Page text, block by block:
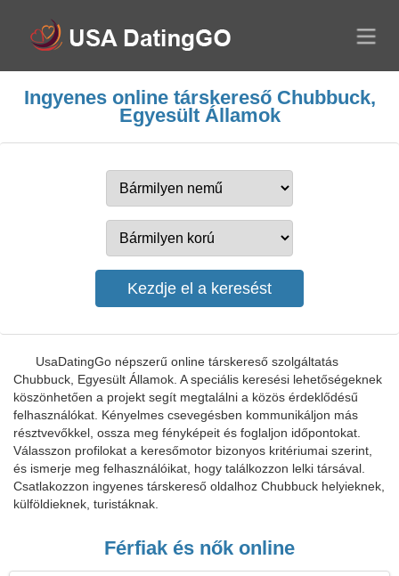
Ingyenes online társkereső Chubbuck,
Egyesült Államok
UsaDatingGo népszerű online társkereső szolgáltatás
Chubbuck, Egyesült Államok. A speciális keresési lehetőségeknek
köszönhetően a projekt segít megtalálni a közös érdeklődésű
felhasználókat. Kényelmes csevegésben kommunikáljon más
résztvevőkkel, ossza meg fényképeit és foglaljon időpontokat.
Válasszon profilokat a keresőmotor bizonyos kritériumai szerint,
és ismerje meg felhasználóikat, hogy találkozzon lelki társával.
Csatlakozzon ingyenes társkereső oldalhoz Chubbuck helyieknek,
külföldieknek, turistáknak.
Férfiak és nők online